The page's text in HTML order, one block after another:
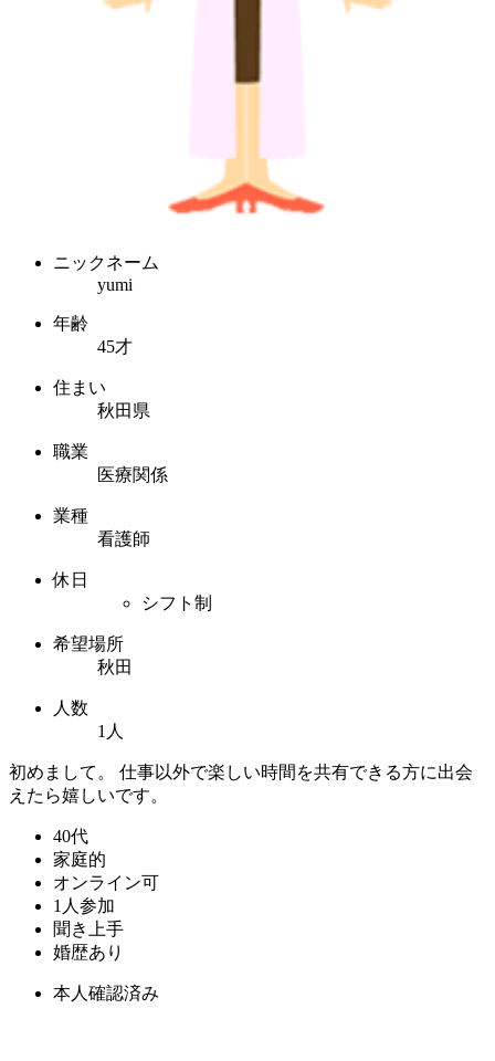
ニックネーム
yumi
年齢
45才
住まい
秋田県
職業
医療関係
業種
看護師
休日
シフト制
希望場所
秋田
人数
1人
初めまして。 仕事以外で楽しい時間を共有できる方に出会
えたら嬉しいです。
40代
家庭的
オンライン可
1人参加
聞き上手
婚歴あり
本人確認済み